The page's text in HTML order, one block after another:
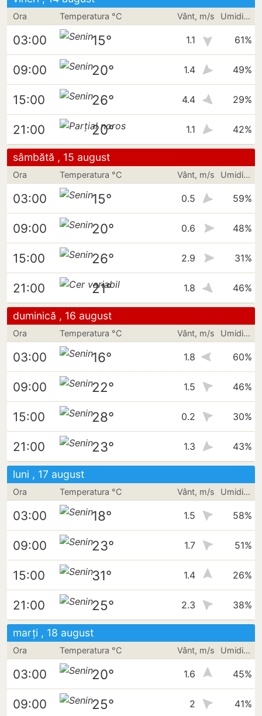
Ora Temperatura °C Vânt, m/s Umiditate
03:00 15° 1.1 61%
09:00 20° 1.4 49%
15:00 26° 4.4 29%
21:00 20° 1.1 42%
sâmbătă , 15 august
Ora Temperatura °C Vânt, m/s Umiditate
03:00 15° 0.5 59%
09:00 20° 0.6 48%
15:00 26° 2.9 31%
21:00 21° 1.8 46%
duminică , 16 august
Ora Temperatura °C Vânt, m/s Umiditate
03:00 16° 1.8 60%
09:00 22° 1.5 46%
15:00 28° 0.2 30%
21:00 23° 1.3 43%
luni , 17 august
Ora Temperatura °C Vânt, m/s Umiditate
03:00 18° 1.5 58%
09:00 23° 1.7 51%
15:00 31° 1.4 26%
21:00 25° 2.3 38%
marți , 18 august
Ora Temperatura °C Vânt, m/s Umiditate
03:00 20° 1.6 45%
09:00 25° 2 41%